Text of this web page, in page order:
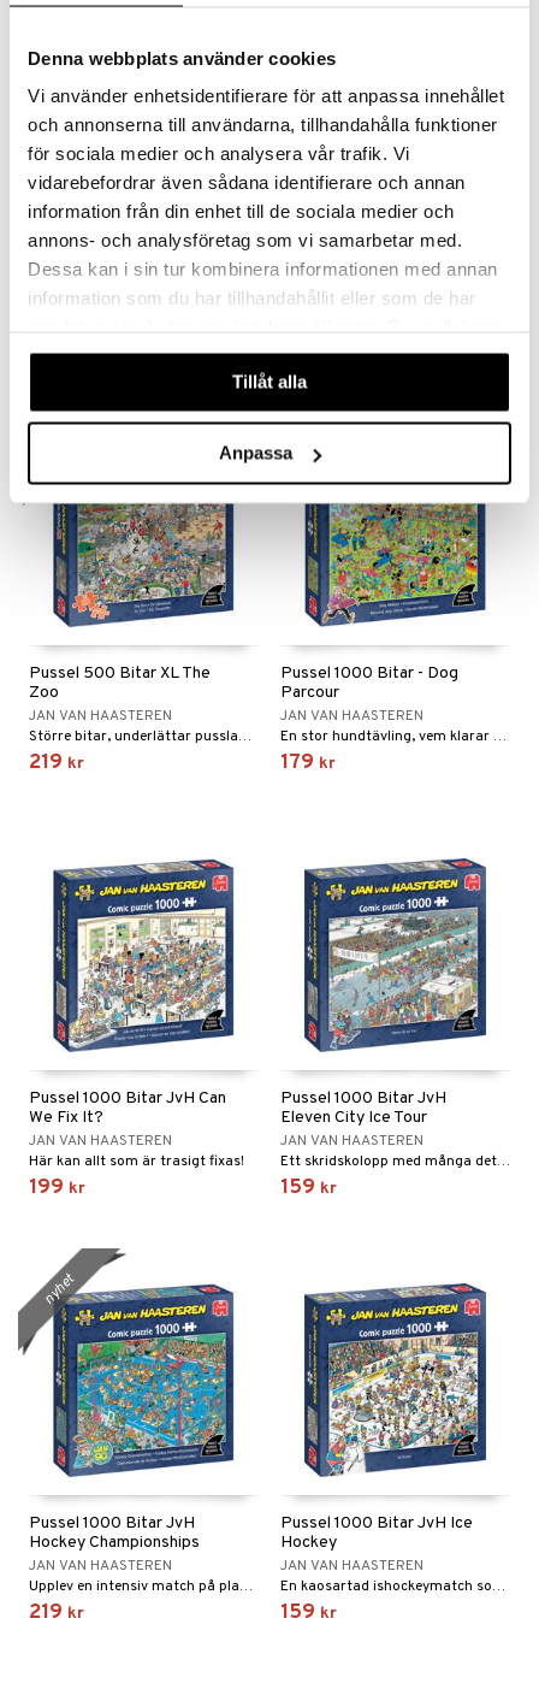
Denna webbplats använder cookies
Vi använder enhetsidentifierare för att anpassa innehållet
och annonserna till användarna, tillhandahålla funktioner
för sociala medier och analysera vår trafik. Vi
vidarebefordrar även sådana identifierare och annan
information från din enhet till de sociala medier och
annons- och analysföretag som vi samarbetar med.
Dessa kan i sin tur kombinera informationen med annan
information som du har tillhandahållit eller som de har
våra cookies vid fortsatt användande av vår webbplats.
Tillåt alla
Anpassa
Pussel 500 Bitar JvH New
Year Party
JAN VAN HAASTEREN
Pussel 500 Bitar XL The
Library
JAN VAN HAASTEREN
Pussel 500 Bitar XL The
Zoo
JAN VAN HAASTEREN
Större bitar, underlättar pusslandet!
219 kr
Pussel 1000 Bitar - Dog
Parcour
JAN VAN HAASTEREN
En stor hundtävling, vem klarar sig bäst?
179 kr
Pussel 1000 Bitar JvH Can
We Fix It?
JAN VAN HAASTEREN
Här kan allt som är trasigt fixas!
199 kr
Pussel 1000 Bitar JvH
Eleven City Ice Tour
JAN VAN HAASTEREN
Ett skridskolopp med många detaljer!
159 kr
Pussel 1000 Bitar JvH
Hockey Championships
JAN VAN HAASTEREN
Upplev en intensiv match på planen!
219 kr
nyhet
Pussel 1000 Bitar JvH Ice
Hockey
JAN VAN HAASTEREN
En kaosartad ishockeymatch som kan sluta hursomhelst!
159 kr